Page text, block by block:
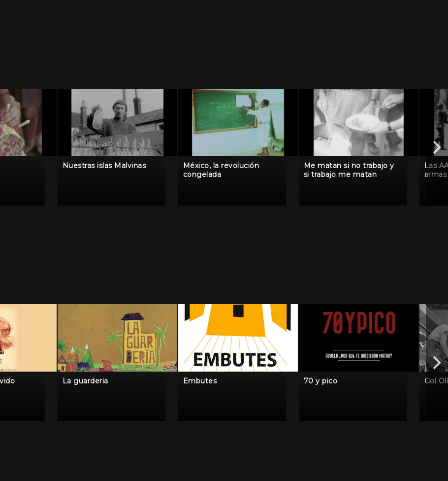
Nuestras islas Malvinas
México, la revolución
congelada
Me matan si no trabajo y
si trabajo me matan
Las
armas
La guarderia Embutes 70 y pico Gol